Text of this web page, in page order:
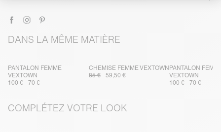
DANS LA MÊME MATIÈRE
PANTALON FEMME
VEXTOWN
100 €
70 €
CHEMISE FEMME VEXTOWN
85 €
59,50 €
PANTALON
VEXTOWN
100 €
70 €
COMPLÉTEZ VOTRE LOOK